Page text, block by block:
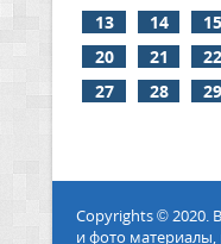
13
14 15
20
21 22
27
28 29
Copyrights © 2020.
и фото